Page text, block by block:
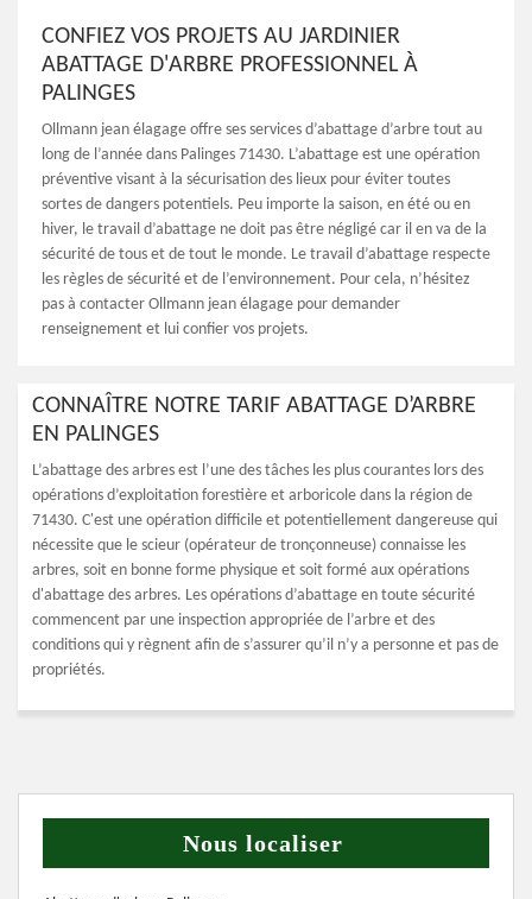
CONFIEZ VOS PROJETS AU JARDINIER
ABATTAGE D'ARBRE PROFESSIONNEL À
PALINGES
Ollmann jean élagage offre ses services d’abattage d’arbre tout au
long de l’année dans Palinges 71430. L’abattage est une opération
préventive visant à la sécurisation des lieux pour éviter toutes
sortes de dangers potentiels. Peu importe la saison, en été ou en
hiver, le travail d’abattage ne doit pas être négligé car il en va de la
sécurité de tous et de tout le monde. Le travail d’abattage respecte
les règles de sécurité et de l’environnement. Pour cela, n’hésitez
pas à contacter Ollmann jean élagage pour demander
renseignement et lui confier vos projets.
CONNAÎTRE NOTRE TARIF ABATTAGE D’ARBRE
EN PALINGES
L’abattage des arbres est l’une des tâches les plus courantes lors des
opérations d’exploitation forestière et arboricole dans la région de
71430. C'est une opération difficile et potentiellement dangereuse qui
nécessite que le scieur (opérateur de tronçonneuse) connaisse les
arbres, soit en bonne forme physique et soit formé aux opérations
d'abattage des arbres. Les opérations d’abattage en toute sécurité
commencent par une inspection appropriée de l’arbre et des
conditions qui y règnent afin de s’assurer qu’il n’y a personne et pas de
propriétés.
Nous localiser